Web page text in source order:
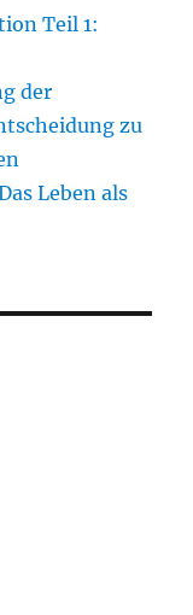
Teil 1:
der
zu
Leben als